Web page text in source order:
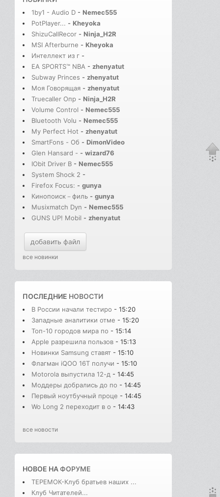
1by1 - Audio D - Nemec555
PotPlayer... - Kheyoka
ShizuCallRecor - Ninja_H2R
MSI Afterburne - Kheyoka
Интеллект из г -
EA SPORTS™ NBA - zhenyatut
Subway Princes - zhenyatut
Моя Говорящая - zhenyatut
Truecaller Опр - Ninja_H2R
Volume Control - Nemec555
Bluetooth Volu - Nemec555
My Perfect Hot - zhenyatut
SmartFons - Об - DimonVideo
Glen Hansard - - wizard76
IObit Driver B - Nemec555
System Shock 2 -
Firefox Focus: - gunya
Кинопоиск－филь - gunya
Musixmatch Dyn - Nemec555
GUNS UP! Mobil - zhenyatut
добавить файл
все новинки
ПОСЛЕДНИЕ НОВОСТИ
В России начали тестиро - 15:20
Западные аналитики отме - 15:20
Топ-10 городов мира по - 15:14
Apple разрешила пользов - 15:13
Новинки Samsung ставят - 15:10
Флагман iQOO 16T получи - 15:10
Motorola выпустила 12-д - 14:45
Моддеры добрались до по - 14:45
Первый ноутбучный проце - 14:45
Wo Long 2 переходит в о - 14:43
все новости
НОВОЕ НАФОРУМЕ
ТЕРЕМОК-Клуб братьев наших ...
Клуб Читателей...